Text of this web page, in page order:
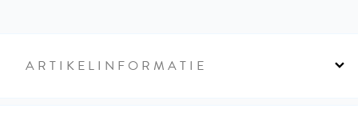
ARTIKELINFORMATIE